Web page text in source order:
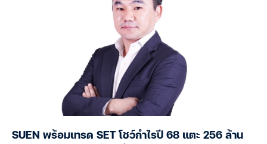
SUEN พร้อมเทรด SET โชว์กำไรปี 68 แตะ 256 ล้าน